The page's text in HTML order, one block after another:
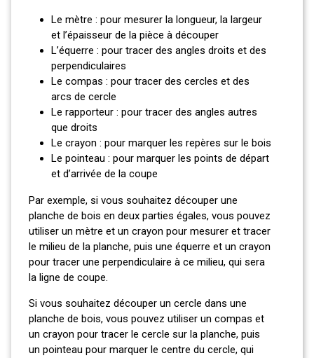
Le mètre : pour mesurer la longueur, la largeur
et l’épaisseur de la pièce à découper
L’équerre : pour tracer des angles droits et des
perpendiculaires
Le compas : pour tracer des cercles et des
arcs de cercle
Le rapporteur : pour tracer des angles autres
que droits
Le crayon : pour marquer les repères sur le bois
Le pointeau : pour marquer les points de départ
et d’arrivée de la coupe
Par exemple, si vous souhaitez découper une
planche de bois en deux parties égales, vous pouvez
utiliser un mètre et un crayon pour mesurer et tracer
le milieu de la planche, puis une équerre et un crayon
pour tracer une perpendiculaire à ce milieu, qui sera
la ligne de coupe.
Si vous souhaitez découper un cercle dans une
planche de bois, vous pouvez utiliser un compas et
un crayon pour tracer le cercle sur la planche, puis
un pointeau pour marquer le centre du cercle, qui